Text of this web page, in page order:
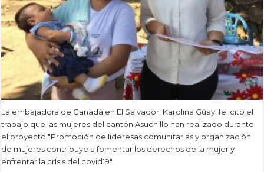
La embajadora de Canadá en El Salvador, Karolina Güay, felicitó el
trabajo que las mujeres del cantón Asuchillo han realizado durante
el proyecto "Promoción de lideresas comunitarias y organización
de mujeres contribuye a fomentar los derechos de la mujer y
enfrentar la crÍsis del covid19".